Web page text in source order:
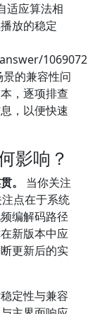
适应算法相
放的稳定
的兼容性问
，逐项排查
，以便快速
影响？
。
当你关注
点在于系统
编解码路径
新版本中应
更新后的实
定性与兼容